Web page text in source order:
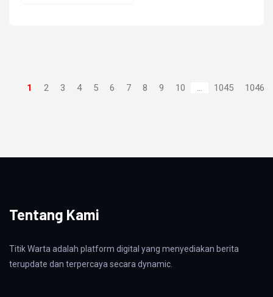
1 2 3 4 5 6 7 8 9 10 ... 1045 1046
Tentang Kami
Titik Warta adalah platform digital yang menyediakan berita
terupdate dan terpercaya secara dynamic.